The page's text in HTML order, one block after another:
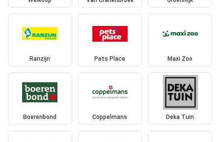
Ranzijn Pets Place Maxi Zoo
Boerenbond Coppelmans Deka Tuin